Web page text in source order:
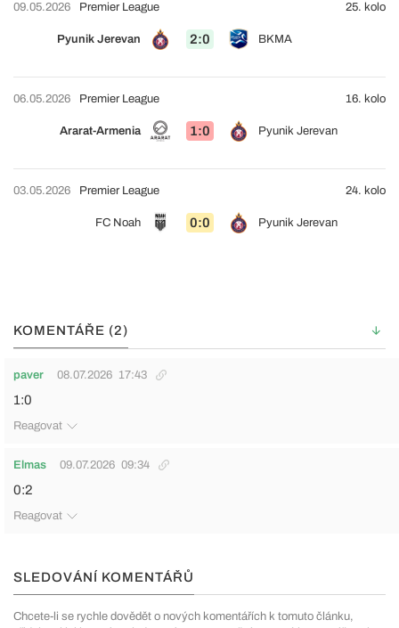
09.05.2026
Pyunik Jerevan 2:0 BKMA
Premier League 25. kolo
06.05.2026
Ararat-Armenia 1:0 Pyunik Jerevan
Premier League 16. kolo
03.05.2026
FC Noah 0:0 Pyunik Jerevan
Premier League 24. kolo
KOMENTÁŘE (2)
paver 08.07.2026 17:43
1:0
Reagovat
Elmas 09.07.2026 09:34
0:2
Reagovat
SLEDOVÁNÍ KOMENTÁŘŮ
Chcete-li se rychle dovědět o nových komentářích k tomuto článku,